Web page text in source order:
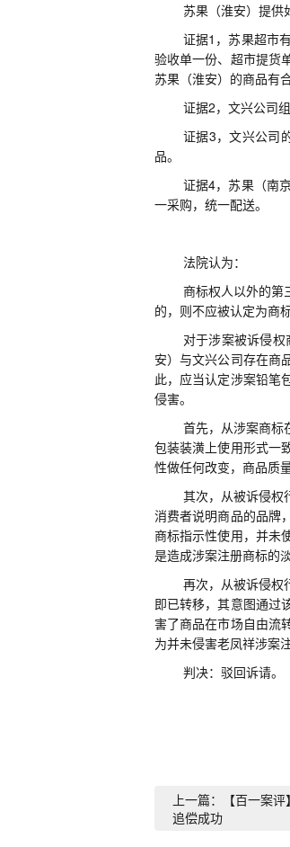
苏果（淮安）提供
证据1 ，苏果超市
验收单一份、超市提货
苏果（淮安）的商品有
证据2，文兴公司
证据3，文兴公司
品。
证据4，苏果（南
一采购，统一配送。
法院认为：
商标权人以外的第
的，则不应被认定为商
对于涉案被诉侵
安）与文兴公司存在商
此，应当认定涉案铅笔
侵害。
首先，从涉案商标
包装装潢上使用形式一
性做任何改变，商品质
其次，从被诉侵权
消费者说明商品的品牌
商标指示性使用，并未
是造成涉案注册商标的淡
再次，从被诉侵权
即已转移，其意图通过
害了商品在市场自由流
为并未侵害老凤祥涉案
判决： 驳回诉请。
上一篇：【百一案
追偿成功